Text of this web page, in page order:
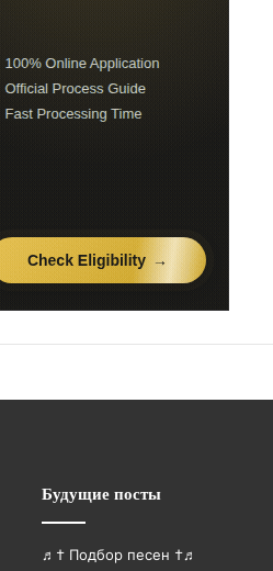
Будущие посты
♬† Подбор песен †♬